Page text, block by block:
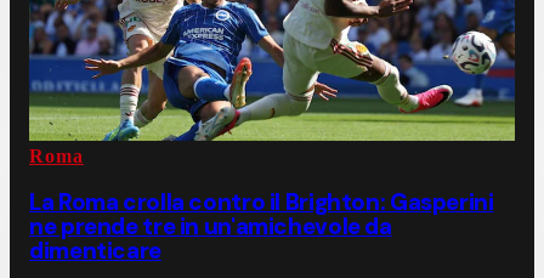
Roma
La Roma crolla contro il Brighton: Gasperini
ne prende tre in un'amichevole da
dimenticare